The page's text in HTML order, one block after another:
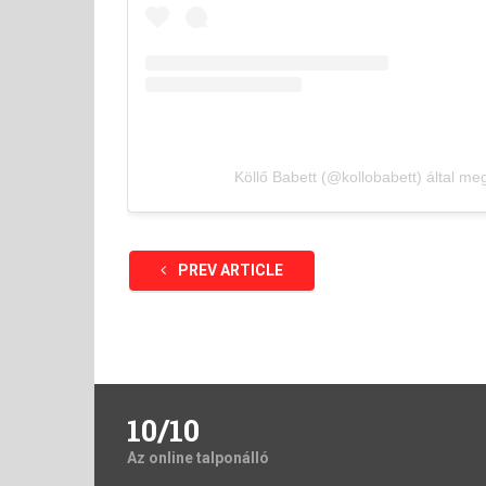
Köllő Babett (@kollobabett) által
PREV ARTICLE
10/10
Az online talponálló